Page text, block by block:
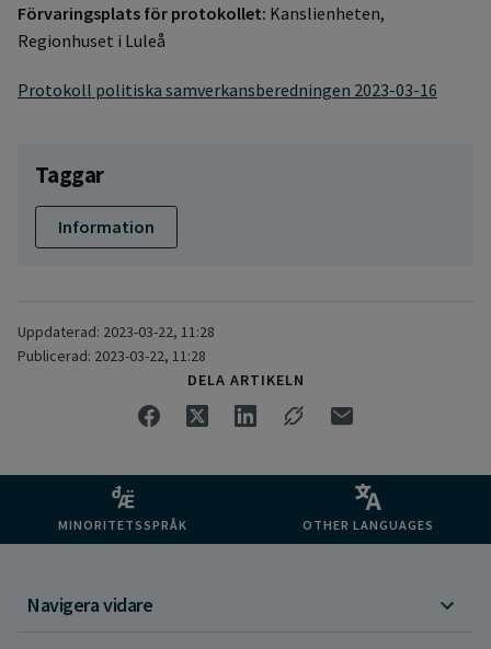
Förvaringsplats för protokollet: Kanslienheten,
Regionhuset i Luleå
Protokoll politiska samverkansberedningen 2023-03-16
Taggar
Information
Uppdaterad: 2023-03-22, 11:28
Publicerad: 2023-03-22, 11:28
DELA ARTIKELN
MINORITETSSPRÅK OTHER LANGUAGES
Navigera vidare